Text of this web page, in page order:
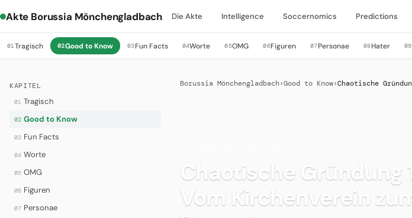
Akte Borussia Mönchengladbach Die Akte Intelligence Soccernomics Predictions
01Tragisch 02Good to Know 03Fun Facts 04Worte 05OMG 06Figuren 07Personae 08Hater 09
KAPITEL
01 Tragisch
02 Good to Know
03 Fun Facts
04 Worte
05 OMG
06 Figuren
07 Personae
Borussia Mönchengladbach›Good to Know›Chaotische
Chaotische Gründung
Vom Kirchenverein